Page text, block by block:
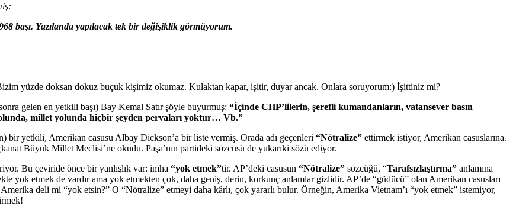
başı. Yazılanda yapılacak tek bir değişiklik görmüyorum.
yüzde doksan dokuz buçuk kişimiz okumaz. Kulaktan kapar, işitir, duyar ancak. Onlara soruyorum:) İşittiniz mi?
gelen en yetkili başı) Bay Kemal Satır şöyle buyurmuş: “İçinde CHP’lilerin, şerefli kumandanların, vatansever basın
millet yolunda hiçbir şeyden pervaları yoktur… Vb.”
bir yetkili, Amerikan casusu Albay Dickson’a bir liste vermiş. Orada adı geçenleri “Nötralize” ettirmek istiyor, Amerikan casuslarına.
Büyük Millet Meclisi’ne okudu. Paşa’nın partideki sözcüsü de yukarıki sözü ediyor.
Bu çeviride önce bir yanlışlık var: imha “yok etmek”tir. AP’deki casusun “Nötralize” sözcüğü, “Tarafsızlaştırma” anlamına
yok etmek de vardır ama yok etmekten çok, daha geniş, derin, korkunç anlamlar gizlidir. AP’de “güdücü” olan Amerikan casusları
deli mi “yok etsin?” O “Nötralize” etmeyi daha kârlı, çok yararlı bulur. Örneğin, Amerika Vietnam’ı “yok etmek” istemiyor,